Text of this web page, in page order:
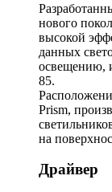
нового
высокой
данных
освещению,
85.
Prism,
на
Драйвер